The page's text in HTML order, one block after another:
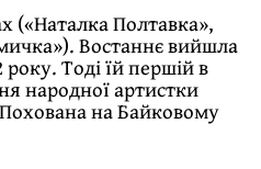
(«Наталка Полтавка»,
Востаннє вийшла
Тоді їй першій в
народної артистки
на Байковому